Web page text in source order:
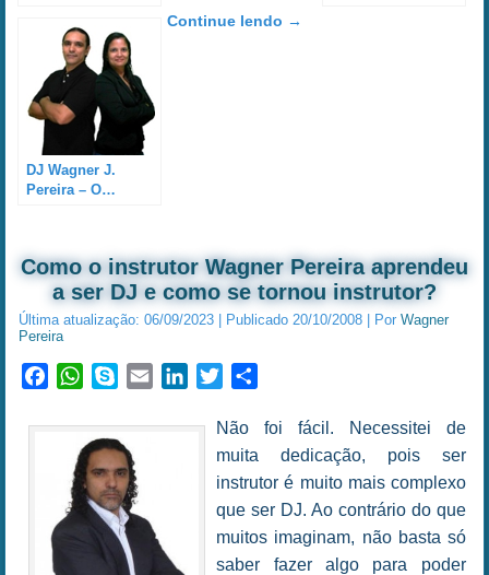
instrutor para DJ?
DJ Wagner J.
Pereira – O…
Continue lendo →
Como o instrutor Wagner Pereira aprendeu
a ser DJ e como se tornou instrutor?
Última atualização: 06/09/2023 Publicado 20/10/2008 Por Wagner
Pereira
FacebookWhatsApp
Skype Email LinkedInTwitter
Não foi fácil. Necessitei de
muita dedicação, pois ser
instrutor é muito mais complexo
que ser DJ. Ao contrário do que
muitos imaginam, não basta só
saber fazer algo para poder